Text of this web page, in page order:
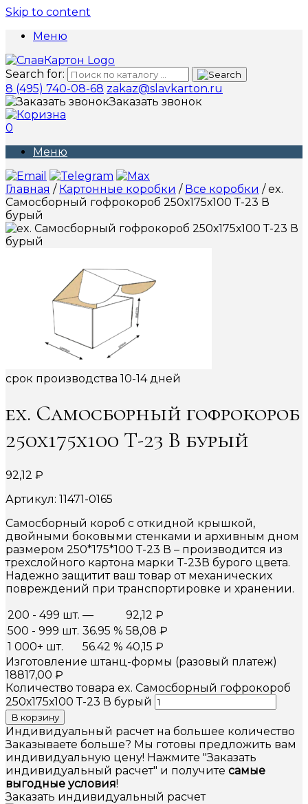
Skip to content
Меню
Search for:
8 (495) 740-08-68 zakaz@slavkarton.ru
Заказать звонок
0
Меню
Главная / Картонные коробки / Все коробки / ex.
Самосборный гофрокороб 250х175х100 Т-23 В
бурый
срок производства 10-14 дней
ex. Самосборный гофрокороб
250х175х100 Т-23 В бурый
92,12 ₽
Артикул: 11471-0165
Самосборный короб с откидной крышкой,
двойными боковыми стенками и архивным дном
размером 250*175*100 Т-23 В – производится из
трехслойного картона марки Т-23В бурого цвета.
Надежно защитит ваш товар от механических
повреждений при транспортировке и хранении.
200 - 499 шт. — 92,12 ₽
500 - 999 шт. 36.95 % 58,08 ₽
1 000+ шт.
56.42 % 40,15 ₽
Изготовление штанц-формы (разовый платеж)
18817,00 ₽
Количество товара ex. Самосборный гофрокороб
250х175х100 Т-23 В бурый
В корзину
Индивидуальный расчет на большее количество
Заказываете больше? Мы готовы предложить вам
индивидуальную цену! Нажмите "Заказать
индивидуальный расчет" и получите самые
выгодные условия!
Заказать индивидуальный расчет